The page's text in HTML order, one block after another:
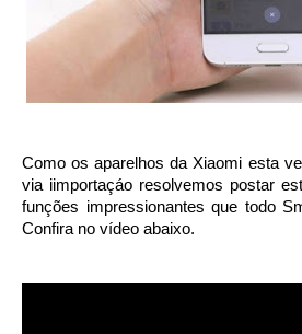
Como os aparelhos da Xiaomi esta
via iimportaçáo resolvemos postar
funções impressionantes que todo
Confira no vídeo abaixo.